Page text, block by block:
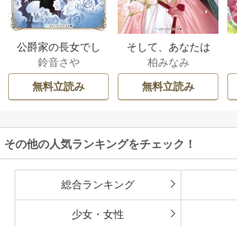
公爵家の長女でし
た
鈴音さや
無料立読み
そして、あなたは
私を捨てる
柏みなみ
無料立読み
その他の人気ランキングをチェック！
総合ランキング
少女・女性